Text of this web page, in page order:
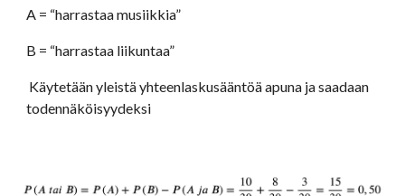
A = “harrastaa musiikkia”
B = “harrastaa liikuntaa”
todennäköisyydeksi